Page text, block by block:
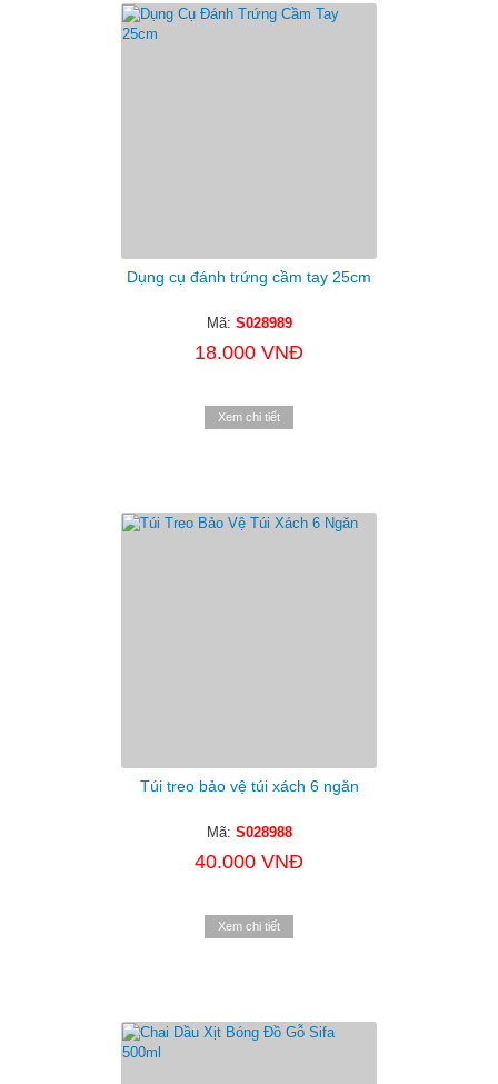
Dụng cụ đánh trứng cầm tay 25cm
Mã: S028989
18.000 VNĐ
Xem chi tiết
Túi treo bảo vệ túi xách 6 ngăn
Mã: S028988
40.000 VNĐ
Xem chi tiết